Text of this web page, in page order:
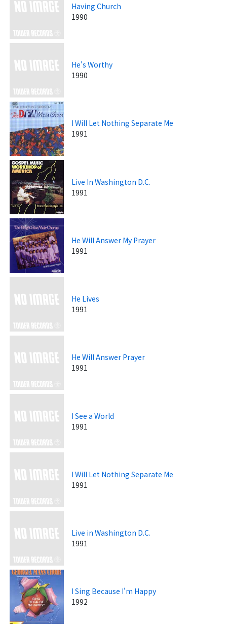
Having Church
1990
He's Worthy
1990
I Will Let Nothing Separate Me
1991
Live In Washington D.C.
1991
He Will Answer My Prayer
1991
He Lives
1991
He Will Answer Prayer
1991
I See a World
1991
I Will Let Nothing Separate Me
1991
Live in Washington D.C.
1991
I Sing Because I'm Happy
1992